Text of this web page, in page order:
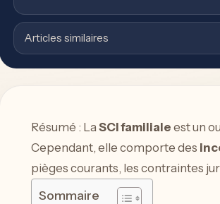
Articles similaires
Résumé : LaSCI familiale est un
Cependant, elle comporte des
pièges courants, les contraintes
Sommaire